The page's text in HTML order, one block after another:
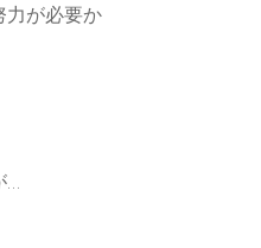
力が必要か
…